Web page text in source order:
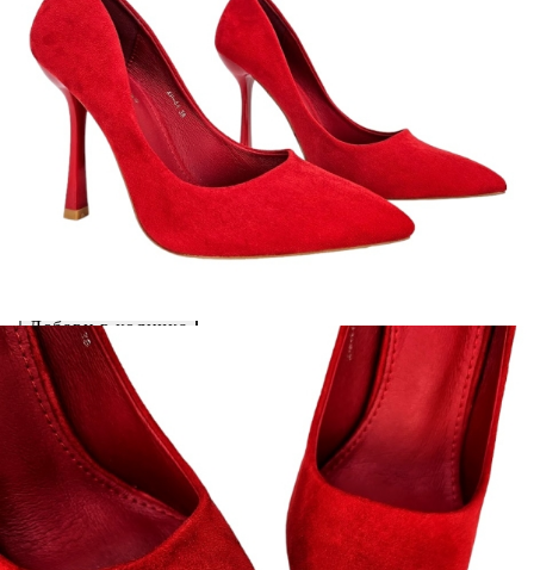
Credit calculator
Елегантни обувки в червен цвят- Viona Red 7646
Please select credit institution
Цена на продукта: €25.00
Extraction of information from credit institutions
Предоставената таблица е с информационна цел.
Добавете продукта в количката си с бутона "Добави в
количката" и при поръчка ще можете да изберете броя
вноски на кредита.
Acest tabel are caracter informativ. Adăugați produsul în
Предоставената таблица е с информационна цел.
Добавете продукта в количката си с бутона "Добави в
количката" и при поръчка ще можете да изберете броя
вноски на кредита.
Предоставената таблица е с информационна цел.
Добавете продукта в количката си с бутона "Добави в
количката" и при поръчка ще можете да изберете броя
вноски на кредита.